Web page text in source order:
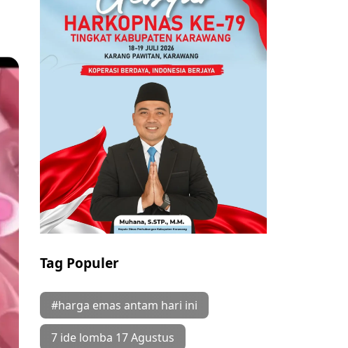
Tag Populer
#harga emas antam hari ini
7 ide lomba 17 Agustus